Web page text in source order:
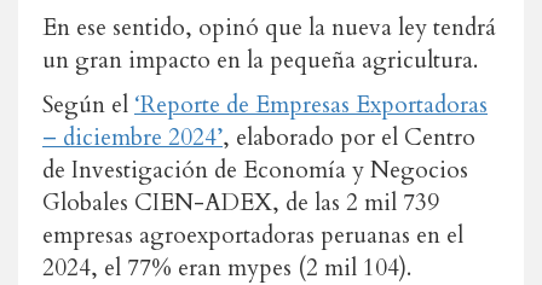
En ese sentido, opinó que la nueva ley tendrá
un gran impacto en la pequeña agricultura.
Según el ‘Reporte de Empresas Exportadoras
– diciembre 2024’, elaborado por el Centro
de Investigación de Economía y Negocios
Globales CIEN-ADEX, de las 2 mil 739
empresas agroexportadoras peruanas en el
2024, el 77% eran mypes (2 mil 104).